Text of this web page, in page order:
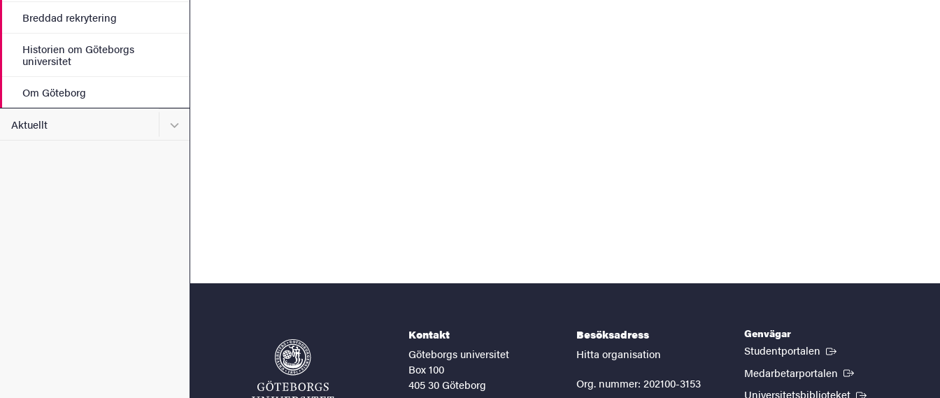
Breddad rekrytering
Historien om Göteborgs
universitet
Om Göteborg
Aktuellt Undermeny för Aktuellt
Kontakt
Göteborgs universitet
Box 100
405 30 Göteborg
Besöksadress
Hitta organisation
Org. nummer: 202100-3153
Genvägar
Studentportalen (Extern länk)
Medarbetarportalen (Extern länk)
Universitetsbiblioteket (Extern länk)